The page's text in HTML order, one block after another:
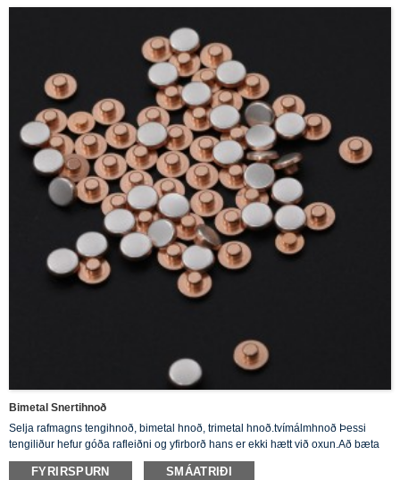
Bimetal Snertihnoð
Selja rafmagns tengihnoð, bimetal hnoð, trimetal hnoð.tvímálmhnoð Þessi
tengiliður hefur góða rafleiðni og yfirborð hans er ekki hætt við oxun.Að bæta
við 3 - 28% kopar getur verulega bætt logaþol silfursins.
FYRIRSPURN SMÁATRIÐI